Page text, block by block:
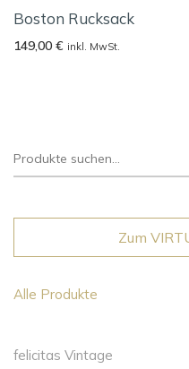
Boston Rucksack
149,00 € inkl. MwSt.
Suche
Zum
Alle Produkte
felicitas Vintage